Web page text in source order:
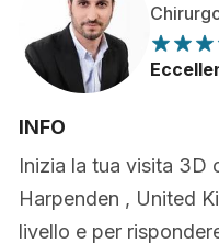
INFO
Inizia la tua visita 3D
Harpenden , United
livello e per